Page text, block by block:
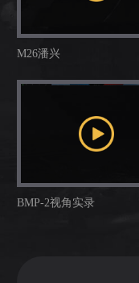
M26潘兴
BMP-2视角实录